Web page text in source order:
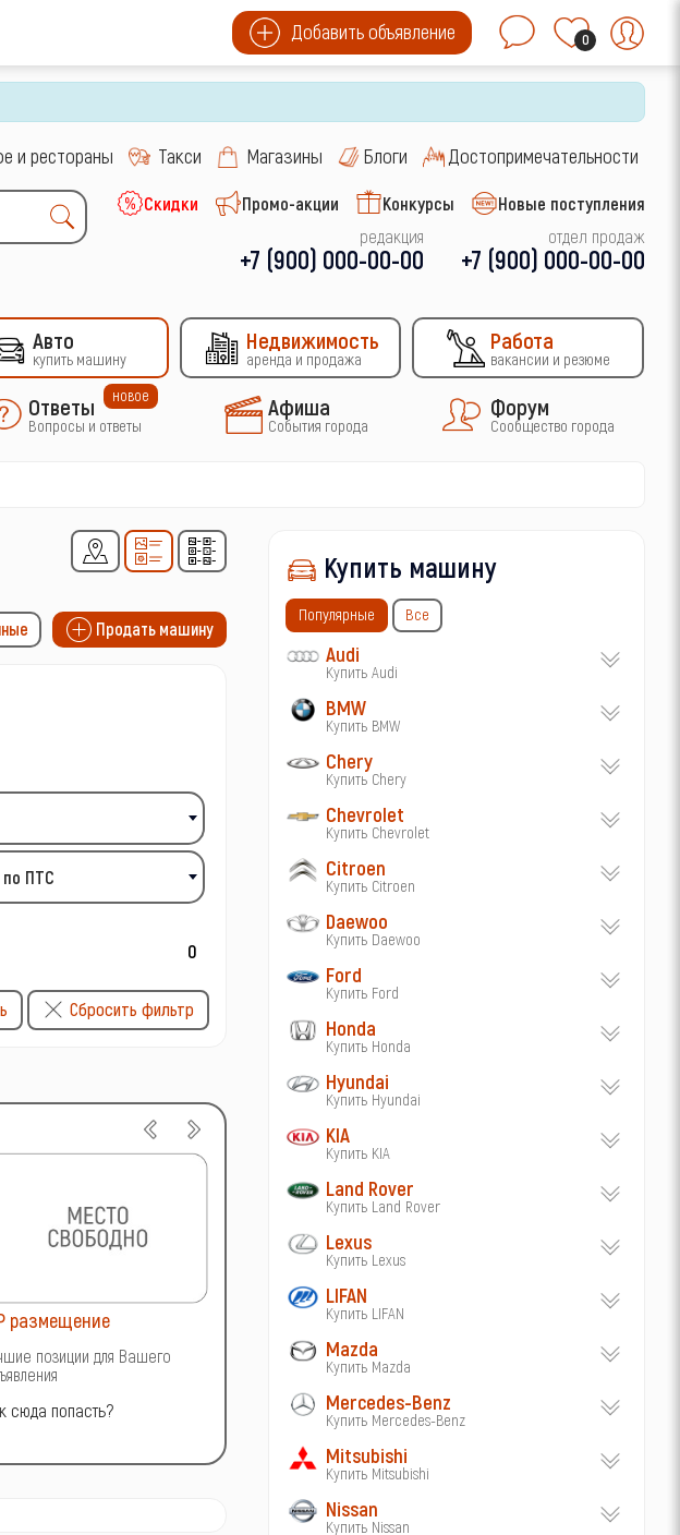
Добавить объявление 0
и рестораны Такси Магазины Блоги Достопримечательности
Скидки Промо-акции Конкурсы
Новые поступления
редакция
+7 (900) 000-00-00
отдел продаж
+7 (900) 000-00-00
Авто
купить машину
Недвижимость
аренда и продажа
Работа
вакансии и резюме
Ответы
Вопросы и ответы
новое Афиша
События города
Форум
Сообщество города
Продать машину
по ПТС
Сбросить фильтр
размещение
позиции для Вашего
сюда попасть?
Купить машину
Популярные Все
Audi
Купить Audi
BMW
Купить BMW
Chery
Купить Chery
Chevrolet
Купить Chevrolet
Citroen
Купить Citroen
Daewoo
Купить Daewoo
Ford
Купить Ford
Honda
Купить Honda
Hyundai
Купить Hyundai
KIA
Купить KIA
Land Rover
Купить Land Rover
Lexus
Купить Lexus
LIFAN
Купить LIFAN
Mazda
Купить Mazda
Mercedes-Benz
Купить Mercedes-Benz
Mitsubishi
Купить Mitsubishi
Nissan
Купить Nissan